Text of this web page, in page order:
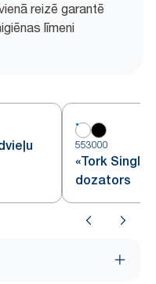
reizē garantē
līmeni
553000
«Tork
dozators